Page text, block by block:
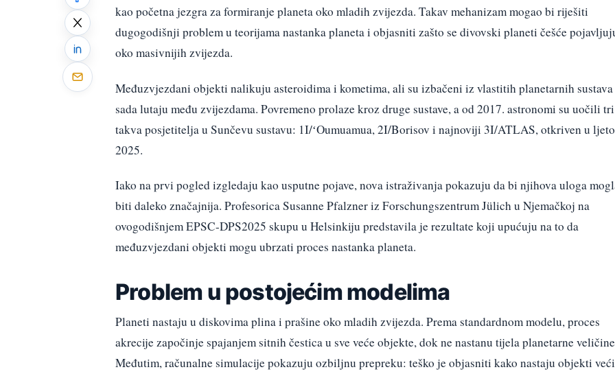
kao početna jezgra za formiranje planeta oko mladih zvijezda. Takav mehanizam mogao bi riješiti
dugogodišnji problem u teorijama nastanka planeta i objasniti zašto se divovski planeti češće
oko masivnijih zvijezda.
Međuzvjezdani objekti nalikuju asteroidima i kometima, ali su izbačeni iz vlastitih planetarnih
sada lutaju među zvijezdama. Povremeno prolaze kroz druge sustave, a od 2017. astronomi su uočili tri
takva posjetitelja u Sunčevu sustavu: 1I/ʻOumuamua, 2I/Borisov i najnoviji 3I/ATLAS, otkriven u ljeto
2025.
Iako na prvi pogled izgledaju kao usputne pojave, nova istraživanja pokazuju da bi njihova uloga
biti daleko značajnija. Profesorica Susanne Pfalzner iz Forschungszentrum Jülich u Njemačkoj na
ovogodišnjem EPSC-DPS2025 skupu u Helsinkiju predstavila je rezultate koji upućuju na to da
međuzvjezdani objekti mogu ubrzati proces nastanka planeta.
Problem u postojećim modelima
Planeti nastaju u diskovima plina i prašine oko mladih zvijezda. Prema standardnom modelu, proces
akrecije započinje spajanjem sitnih čestica u sve veće objekte, dok ne nastanu tijela planetarne
Međutim, računalne simulacije pokazuju ozbiljnu prepreku: teško je objasniti kako nastaju objekti veći